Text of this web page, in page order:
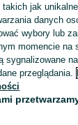
przez konto
przez konto
LUB
jak
danych
wybory lub
momencie na
sygnalizowane
przeglądania.